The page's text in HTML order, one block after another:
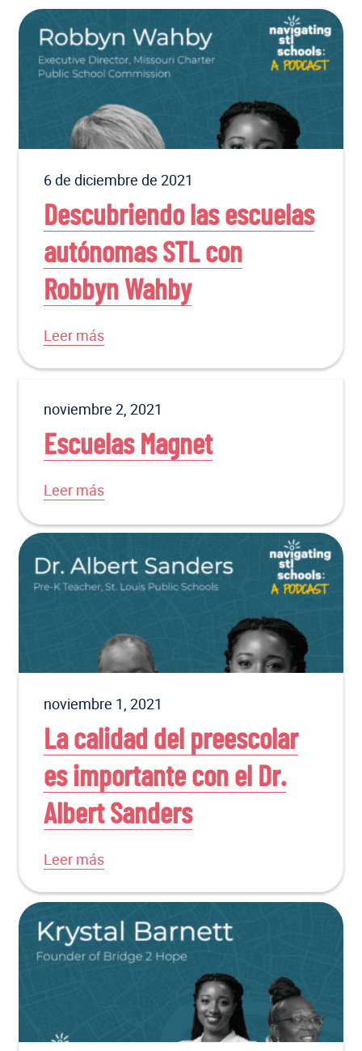
6 de diciembre de 2021
Descubriendo las escuelas
autónomas STL con
Robbyn Wahby
Leer más
noviembre 2, 2021
Escuelas Magnet
Leer más
noviembre 1, 2021
La calidad del preescolar
es importante con el Dr.
Albert Sanders
Leer más